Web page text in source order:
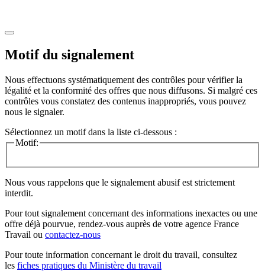
Motif du signalement
Nous effectuons systématiquement des contrôles pour vérifier la
légalité et la conformité des offres que nous diffusons. Si malgré ces
contrôles vous constatez des contenus inappropriés, vous pouvez
nous le signaler.
Sélectionnez un motif dans la liste ci-dessous :
Motif:
Nous vous rappelons que le signalement abusif est strictement
interdit.
Pour tout signalement concernant des informations inexactes ou une
offre déjà pourvue, rendez-vous auprès de votre agence France
Travail ou contactez-nous
Pour toute information concernant le droit du travail, consultez
les fiches pratiques du Ministère du travail